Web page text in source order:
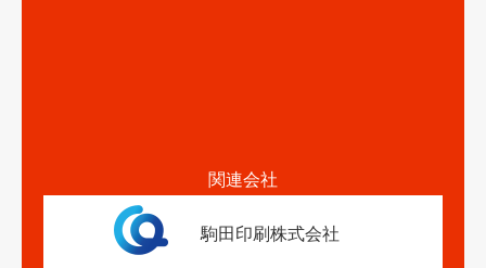
関連会社
駒田印刷株式会社